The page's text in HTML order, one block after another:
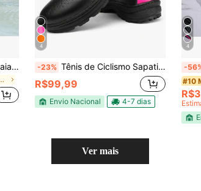
Meia Sapatilha Neoprene Praia Beach Tennis Vôlei Antiderrapante Praia Opala sintética Tipo Ar livre TODOS
Desportivo Feminino
4
-23% Tênis de Ciclismo Sapatilha para Pedal Trilha Oxy
R$99,99
Envio Nacional 4-7 dias
4
-
#10
Ver mais